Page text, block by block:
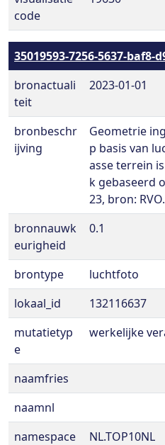
code
35019593-7256-5637-baf8-
bronactuali
teit
2023-01-01
bronbeschr
ijving
Geometrie
p basis van
asse terrein
k gebaseerd
23, bron:
bronnauwk
eurigheid
0.1
brontype
luchtfoto
lokaal_id
132116637
mutatietyp
e
werkelijke
naamfries
naamnl
namespace
NL.TOP10NL